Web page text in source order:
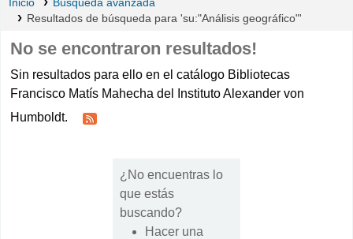
Inicio
Búsqueda avanzada
Resultados de búsqueda para 'su:"Análisis geográfico"'
No se encontraron resultados!
Sin resultados para ello en el catálogo Bibliotecas
Francisco Matís Mahecha del Instituto Alexander von
Humboldt.
¿No encuentras lo
que estás
buscando?
Hacer una